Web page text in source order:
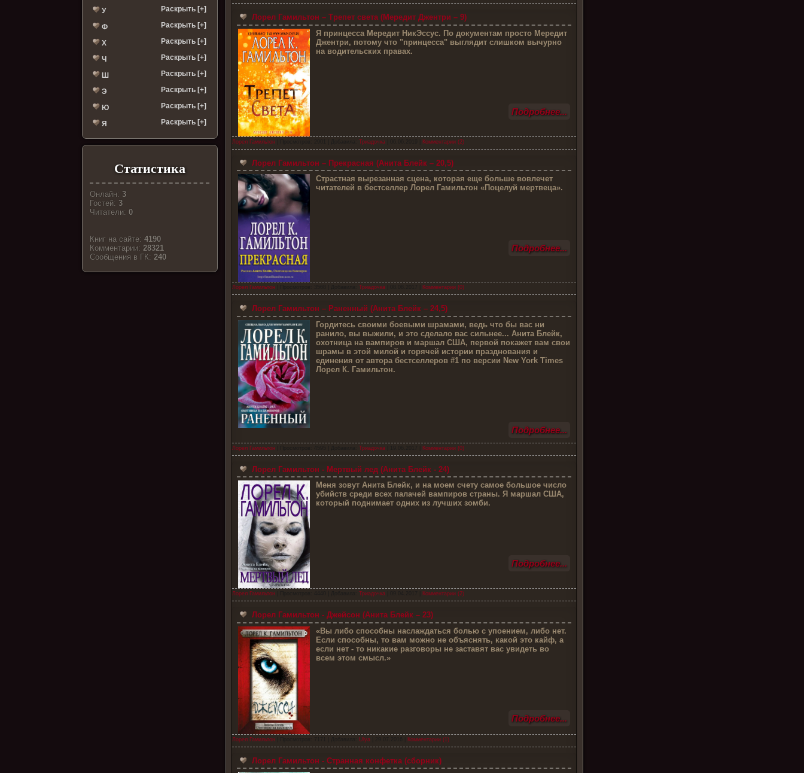
У Раскрыть [+]
Ф Раскрыть [+]
Х Раскрыть [+]
Ч Раскрыть [+]
Ш Раскрыть [+]
Э Раскрыть [+]
Ю Раскрыть [+]
Я Раскрыть [+]
Статистика
Онлайн: 3
Гостей: 3
Читатели: 0
Книг на сайте: 4190
Комментарии: 28321
Cообщения в ГК: 240
Лорел Гамильтон – Трепет света (Мередит Джентри – 9)
Япринцесса Мередит НикЭссус. По документам просто Мередит
Джентри, потому что "принцесса" выглядит слишком вычурно
на водительских правах.
Подробнее...
Лорел Гамильтон| Просмотров: 2901 | Добавила: Триадочка| Комментарии (2)
Лорел Гамильтон – Прекрасная (Анита Блейк – 20,5)
Страстная вырезанная сцена, которая еще больше вовлечет
читателей в бестселлер Лорел Гамильтон «Поцелуй мертвеца».
Подробнее...
Лорел Гамильтон| Просмотров: 3568 | Добавила: Триадочка| Комментарии (0)
Лорел Гамильтон – Раненный (Анита Блейк – 24,5)
Гордитесь своими боевыми шрамами, ведь что бы вас ни
ранило, вы выжили, и это сделало вас сильнее... Анита Блейк,
охотница на вампиров и маршал США, первой покажет вам свои
шрамы в этой милой и горячей истории празднования и
единения от автора бестселлеров #1 по версии New York Times
Лорел К. Гамильтон.
Подробнее...
Лорел Гамильтон| Просмотров: 4595 | Добавила: Триадочка| Комментарии (0)
Лорел Гамильтон - Мертвый лед (Анита Блейк - 24)
Меня зовут Анита Блейк, и на моем счету самое большое число
убийств среди всех палачей вампиров страны. Я маршал США,
который поднимает одних из лучших зомби.
Подробнее...
Лорел Гамильтон| Просмотров: 4440 | Добавила: Триадочка| Комментарии (2)
Лорел Гамильтон - Джейсон (Анита Блейк – 23)
«Вы либо способны наслаждаться болью с упоением, либо нет.
Если способны, то вам можно не объяснять, какой это кайф, а
если нет - то никакие разговоры не заставят вас увидеть во
всем этом смысл.»
Подробнее...
Лорел Гамильтон| Просмотров: 7171 | Добавила: Ulya| Комментарии (1)
Лорел Гамильтон - Странная конфетка (сборник)